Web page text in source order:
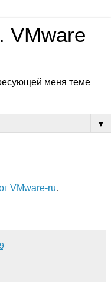
VMware
меня теме
▼
VMware-ru.